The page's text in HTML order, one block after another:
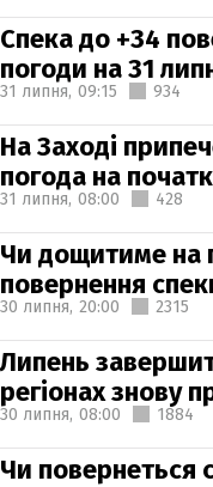
Спека до +34
погоди на 31
31 липня, 09:15 934
На Заході
погода на
31 липня, 08:00 428
Чи дощитиме на
повернення
30 липня, 20:00 2315
Липень
регіонах знову
30 липня, 08:00 1884
Чи повернеться